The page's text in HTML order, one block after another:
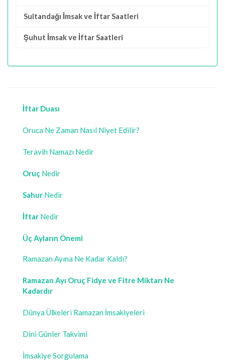
Sultandağı İmsak ve İftar Saatleri
Şuhut İmsak ve İftar Saatleri
İftar Duası
Oruca Ne Zaman Nasıl Niyet Edilir?
Teravih Namazı Nedir
Oruç Nedir
Sahur Nedir
İftar Nedir
Üç Ayların Önemi
Ramazan Ayına Ne Kadar Kaldı?
Ramazan Ayı Oruç Fidye ve Fitre Miktarı Ne
Kadardır
Dünya Ülkeleri Ramazan İmsakiyeleri
Dini Günler Takvimi
İmsakiye Sorgulama